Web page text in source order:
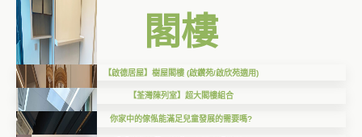
閣樓
【啟德居屋】樹屋閣樓 (啟鑽苑/啟欣苑適用)
【荃灣陳列室】超大閣樓組合
你家中的傢俬能滿足兒童發展的需要嗎?